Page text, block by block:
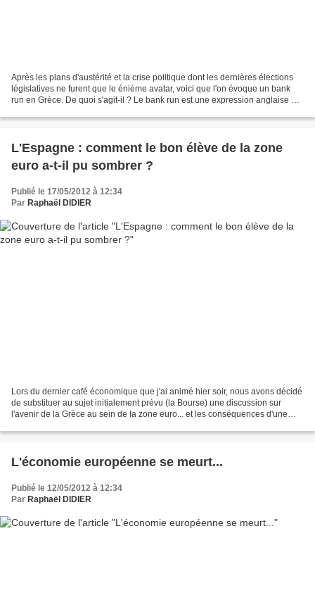
Après les plans d'austérité et la crise politique dont les dernières élections
législatives ne furent que le énième avatar, voici que l'on évoque un bank
run en Grèce. De quoi s'agit-il ? Le bank run est une expression anglaise qui
L'Espagne : comment le bon élève de la zone
euro a-t-il pu sombrer ?
Publié le 17/05/2012 à 12:34
Par Raphaël DIDIER
Lors du dernier café économique que j'ai animé hier soir, nous avons décidé
de substituer au sujet initialement prévu (la Bourse) une discussion sur
l'avenir de la Grèce au sein de la zone euro... et les conséquences d'une
L'économie européenne se meurt...
Publié le 12/05/2012 à 12:34
Par Raphaël DIDIER